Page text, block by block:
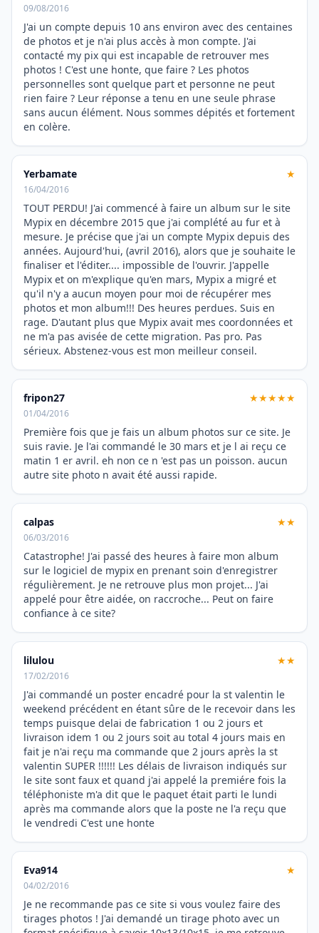
09/08/2016
J'ai un compte depuis 10 ans environ avec des centaines
de photos et je n'ai plus accès à mon compte. J'ai
contacté my pix qui est incapable de retrouver mes
photos ! C'est une honte, que faire ? Les photos
personnelles sont quelque part et personne ne peut
rien faire ? Leur réponse a tenu en une seule phrase
sans aucun élément. Nous sommes dépités et fortement
en colère.
Yerbamate ★
16/04/2016
TOUT PERDU! J'ai commencé à faire un album sur le site
Mypix en décembre 2015 que j'ai complété au fur et à
mesure. Je précise que j'ai un compte Mypix depuis des
années. Aujourd'hui, (avril 2016), alors que je souhaite le
finaliser et l'éditer.... impossible de l'ouvrir. J'appelle
Mypix et on m'explique qu'en mars, Mypix a migré et
qu'il n'y a aucun moyen pour moi de récupérer mes
photos et mon album!!! Des heures perdues. Suis en
rage. D'autant plus que Mypix avait mes coordonnées et
ne m'a pas avisée de cette migration. Pas pro. Pas
sérieux. Abstenez-vous est mon meilleur conseil.
fripon27 ★★★★★
01/04/2016
Première fois que je fais un album photos sur ce site. Je
suis ravie. Je l'ai commandé le 30 mars et je l ai reçu ce
matin 1 er avril. eh non ce n 'est pas un poisson. aucun
autre site photo n avait été aussi rapide.
calpas ★★
06/03/2016
Catastrophe! J'ai passé des heures à faire mon album
sur le logiciel de mypix en prenant soin d'enregistrer
régulièrement. Je ne retrouve plus mon projet... J'ai
appelé pour être aidée, on raccroche... Peut on faire
confiance à ce site?
lilulou ★★
17/02/2016
J'ai commandé un poster encadré pour la st valentin le
weekend précédent en étant sûre de le recevoir dans les
temps puisque delai de fabrication 1 ou 2 jours et
livraison idem 1 ou 2 jours soit au total 4 jours mais en
fait je n'ai reçu ma commande que 2 jours après la st
valentin SUPER !!!!!! Les délais de livraison indiqués sur
le site sont faux et quand j'ai appelé la premiére fois la
téléphoniste m'a dit que le paquet était parti le lundi
après ma commande alors que la poste ne l'a reçu que
le vendredi C'est une honte
Eva914 ★
04/02/2016
Je ne recommande pas ce site si vous voulez faire des
tirages photos ! J'ai demandé un tirage photo avec un